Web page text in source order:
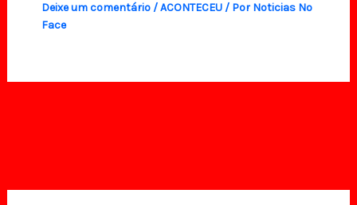
Deixe um comentário /ACONTECEU/ Por Noticias No
Face